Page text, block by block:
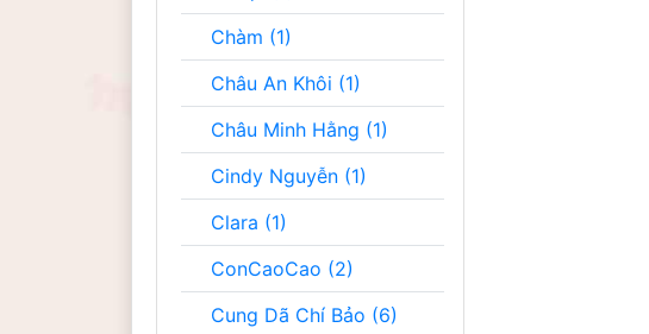
Chàm (1)
Châu An Khôi (1)
Châu Minh Hằng (1)
Cindy Nguyễn (1)
Clara (1)
ConCaoCao (2)
Cung Dã Chí Bảo (6)